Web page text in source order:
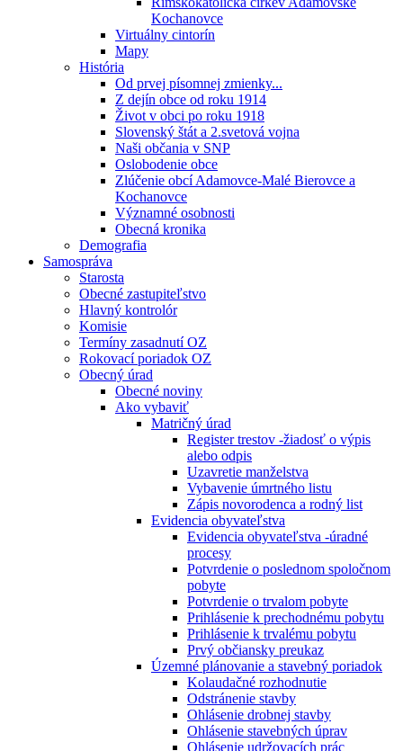
Kochanovce
Virtuálny cintorín
Mapy
História
Od prvej písomnej zmienky...
Z dejín obce od roku 1914
Život v obci po roku 1918
Slovenský štát a 2.svetová vojna
Naši občania v SNP
Oslobodenie obce
Zlúčenie obcí Adamovce-Malé Bierovce a
Kochanovce
Významné osobnosti
Obecná kronika
Demografia
Samospráva
Starosta
Obecné zastupiteľstvo
Hlavný kontrolór
Komisie
Termíny zasadnutí OZ
Rokovací poriadok OZ
Obecný úrad
Obecné noviny
Ako vybaviť
Matričný úrad
Register trestov -žiadosť o výpis
alebo odpis
Uzavretie manželstva
Vybavenie úmrtného listu
Zápis novorodenca a rodný list
Evidencia obyvateľstva
Evidencia obyvateľstva -úradné
procesy
Potvrdenie o poslednom spoločnom
pobyte
Potvrdenie o trvalom pobyte
Prihlásenie k prechodnému pobytu
Prihlásenie k trvalému pobytu
Prvý občiansky preukaz
Územné plánovanie a stavebný poriadok
Kolaudačné rozhodnutie
Odstránenie stavby
Ohlásenie drobnej stavby
Ohlásenie stavebných úprav
Ohlásenie udržovacích prác